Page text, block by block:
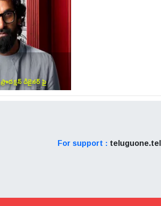
వ్యూహంతో పాటు యూకే, యూఎస్‌ఏ దేశాల్లో
పడబోయే ప్రీమియర్ షోలతోనే 'పెద్ది' బాక్సాఫీస్
చరణ్ తో పాటు చిత్ర బృందం మొత్తం
డిజైనర్ పై
తెలిస్తే షాక్
For support :